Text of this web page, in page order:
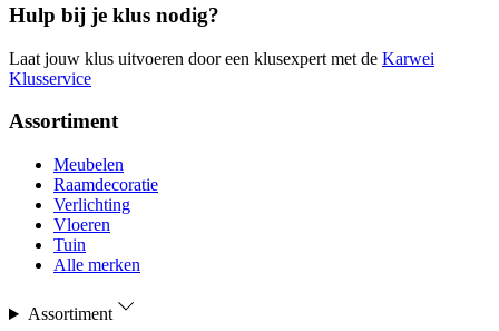
Hulp bij je klus nodig?
Laat jouw klus uitvoeren door een klusexpert met de Karwei
Klusservice
Assortiment
Meubelen
Raamdecoratie
Verlichting
Vloeren
Tuin
Alle merken
Assortiment